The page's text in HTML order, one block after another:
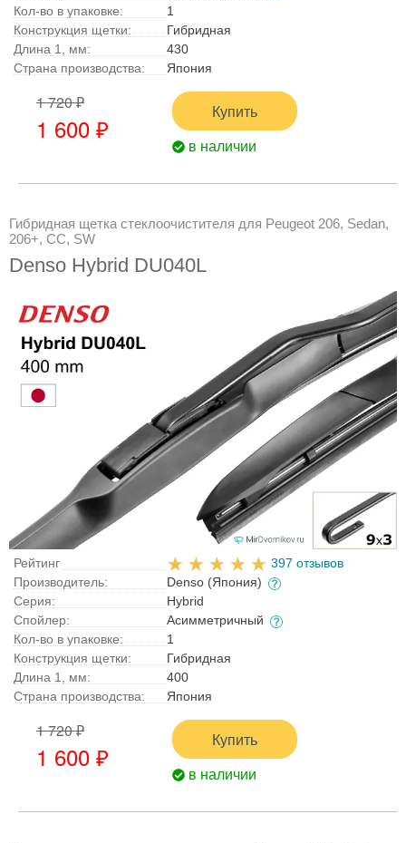
Кол-во в упаковке:
1
Конструкция щетки:
Гибридная
Длина 1, мм:
430
Страна производства:
Япония
1 720 ₽
1 600 ₽
Купить
в наличии
Гибридная щетка стеклоочистителя для Peugeot 206, Sedan,
206+, CC, SW
Denso Hybrid DU040L
Рейтинг
397 отзывов
Производитель:
Denso (Япония)
Серия:
Hybrid
Спойлер:
Асимметричный
Кол-во в упаковке:
1
Конструкция щетки:
Гибридная
Длина 1, мм:
400
Страна производства:
Япония
1 720 ₽
1 600 ₽
Купить
в наличии